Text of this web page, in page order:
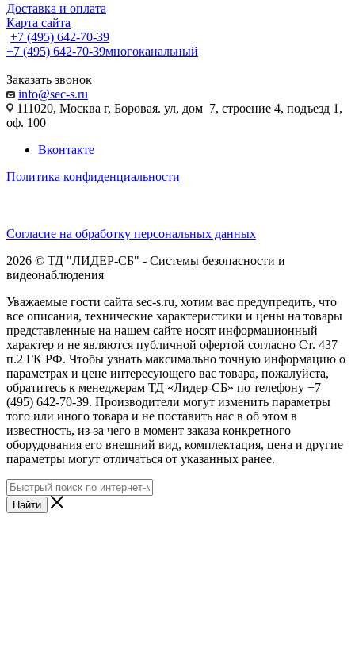
Доставка и оплата
Карта сайта
+7 (495) 642-70-39
+7 (495) 642-70-39многоканальный
Заказать звонок
info@sec-s.ru
111020, Москва г, Боровая. ул, дом 7, строение 4, подъезд 1,
оф. 100
Вконтакте
Политика конфиденциальности
Согласие на обработку персональных данных
2026 © ТД "ЛИДЕР-СБ" - Системы безопасности и
видеонаблюдения
Уважаемые гости сайта sec-s.ru, хотим вас предупредить, что
все описания, технические характеристики и цены на товары
представленные на нашем сайте носят информационный
характер и не являются публичной офертой согласно Ст. 437
п.2 ГК РФ. Чтобы узнать максимально точную информацию о
параметрах и цене интересующего вас товара, пожалуйста,
обратитесь к менеджерам ТД «Лидер-СБ» по телефону +7
(495) 642-70-39. Производители могут изменить параметры
того или иного товара и не поставить нас в об этом в
известность, из-за чего в момент заказа конкретного
оборудования его внешний вид, комплектация, цена и другие
параметры могут отличаться от указанных ранее.
Найти